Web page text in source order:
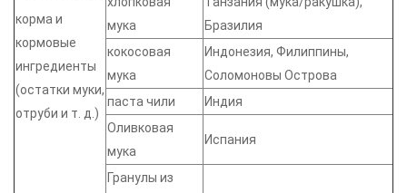
корма и
кормовые
ингредиенты
(остатки муки,
отруби и т. д.)
мука
Бразилия
кокосовая
мука
Индонезия, Филиппины,
Соломоновы Острова
паста чили
Индия
Оливковая
мука
Испания
Гранулы из